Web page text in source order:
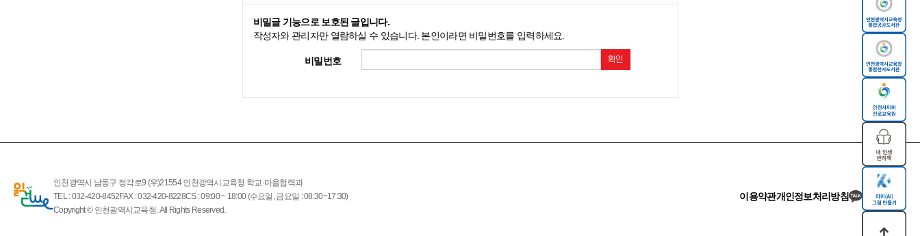
비밀글 기능으로 보호된 글입니다.
작성자와 관리자만 열람하실 수 있습니다. 본인이라면 비밀번호를 입력하세요.
비밀번호 확인
인천광역시 남동구 정각로9 (우)21554 인천광역시교육청 학교·마을협력과
TEL : 032-420-8452FAX : 032-420-8228CS : 09:00 ~ 18:00 (수요일, 금요일 : 08:30~17:30)
Copyright © 인천광역시교육청. All Rights Reserved.
이용약관개인정보처리방침